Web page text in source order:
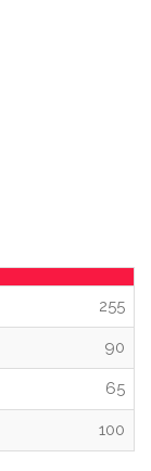
255
90
65
100